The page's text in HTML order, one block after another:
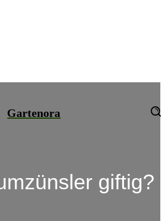
Gartenora
giftig?